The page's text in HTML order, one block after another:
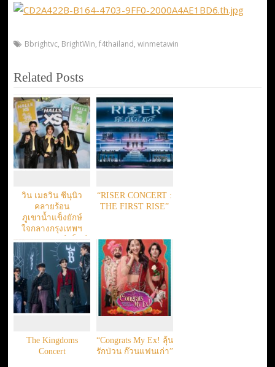
Bbrightvc, BrightWin, f4thailand, winmetawin
Related Posts
วิน เมธวิน ซีนุนิว
คลายร้อน
ภูเขาน้ำแข็งยักษ์
ใจกลางกรุงเทพฯ
เปิดตัว ‘ฮอลล์ เอ็กซ์
เอส’ X ‘สิงห์ เลมอน
โซดา’
“RISER CONCERT :
THE FIRST RISE”
The Kingdoms
Concert
“Congrats My Ex! ลุ้น
รักป่วน ก๊วนแฟนเก่า”